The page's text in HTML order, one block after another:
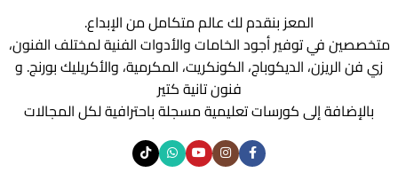
المعز بنقدم لك عالم متكامل من الإبداع.
متخصصين في توفير أجود الخامات والأدوات الفنية لمختلف الفنون،
زي فن الريزن، الديكوباج، الكونكريت، المكرمية، والأكريليك بورنج. و
فنون تانية كتير
بالإضافة إلى كورسات تعليمية مسجلة باحترافية لكل المجالات